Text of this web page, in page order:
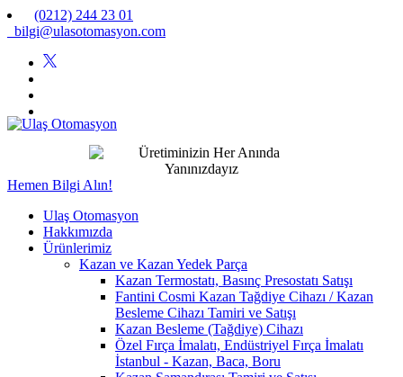
(0212) 244 23 01
bilgi@ulasotomasyon.com
Hemen Bilgi Alın!
Ulaş Otomasyon
Hakkımızda
Ürünlerimiz
Kazan ve Kazan Yedek Parça
Kazan Termostatı, Basınç Presostatı Satışı
Fantini Cosmi Kazan Tağdiye Cihazı / Kazan
Besleme Cihazı Tamiri ve Satışı
Kazan Besleme (Tağdiye) Cihazı
Özel Fırça İmalatı, Endüstriyel Fırça İmalatı
İstanbul - Kazan, Baca, Boru